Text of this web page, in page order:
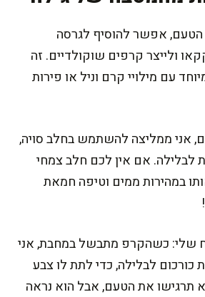
אפשר להוסיף לגרסה
ולייצר קרפים שוקולדיים. זה
עם מילויי קרם וניל או פירות
אני ממליצה להשתמש בחלב סויה,
לבלילה. אם אין לכם חלב צמחי
במהירות ממים וטיפה חמאת
שלי: כשהקרפ מתבשל במחבת, אני
כורכום לבלילה, כדי לתת לו צבע
תרגישו את הטעם, אבל הוא נראה